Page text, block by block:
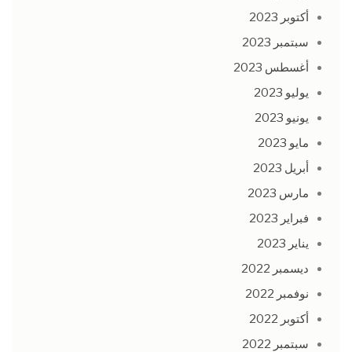
أكتوبر 2023
سبتمبر 2023
أغسطس 2023
يوليو 2023
يونيو 2023
مايو 2023
أبريل 2023
مارس 2023
فبراير 2023
يناير 2023
ديسمبر 2022
نوفمبر 2022
أكتوبر 2022
سبتمبر 2022